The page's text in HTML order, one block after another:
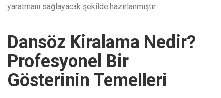
yaratmanı sağlayacak şekilde hazırlanmıştır.
Dansöz Kiralama Nedir?
Profesyonel Bir
Gösterinin Temelleri